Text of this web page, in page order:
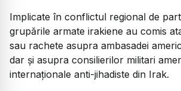
Implicate în conflictul regional de
grupările armate irakiene au comis
sau rachete asupra ambasadei
dar și asupra consilierilor militari
internaționale anti-jihadiste din Irak.